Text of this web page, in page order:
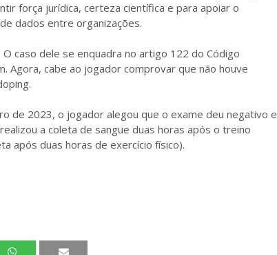
força jurídica, certeza científica e para apoiar o
dados entre organizações.
caso dele se enquadra no artigo 122 do Código
Agora, cabe ao jogador comprovar que não houve
de 2023, o jogador alegou que o exame deu negativo e
a coleta de sangue duas horas após o treino
após duas horas de exercício físico).